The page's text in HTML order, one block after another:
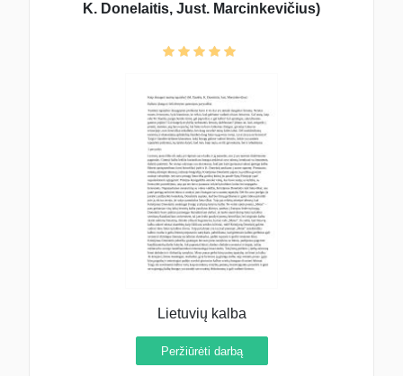
K. Donelaitis, Just. Marcinkevičius)
Lietuvių kalba
Peržiūrėti darbą